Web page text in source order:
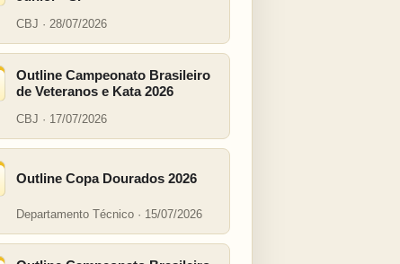
CBJ · 28/07/2026
Outline Campeonato Brasileiro
de Veteranos e Kata 2026
CBJ · 17/07/2026
Outline Copa Dourados 2026
Departamento Técnico · 15/07/2026